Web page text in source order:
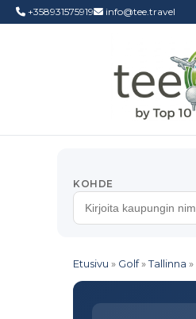
+358931575919 info@tee.travel
KOHDE
Etusivu » Golf»Tallinna »